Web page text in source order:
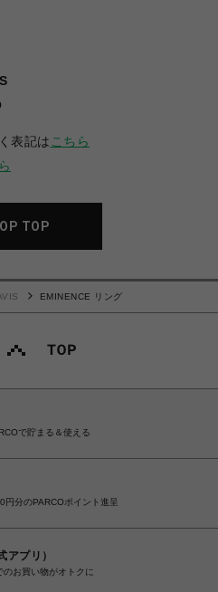
表記は こちら
TOP
EMINENCE リング
で貯まる＆使える
分のPARCOポイント進呈
プリ）
のお買い物がオトクに